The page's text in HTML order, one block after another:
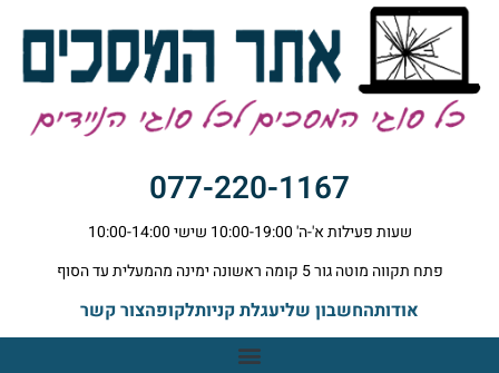
077-220-1167
שעות פעילות א'-ה' 10:00-19:00 שישי 10:00-14:00
פתח תקווה מוטה גור 5 קומה ראשונה ימינה מהמעלית עד הסוף
אודותהחשבון שליעגלת קניותלקופהצור קשר